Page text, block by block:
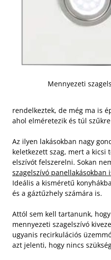
Mennyezeti
rendelkeztek, de még ma is
ahol elméretezik és túl
Az ilyen lakásokban nagy
keletkezett szag, mert a
elszívót felszerelni. Sokan
szagelszívó panellakásokban
Ideális a kisméretű
és a gáztűzhely számára is.
Attól sem kell tartanunk,
mennyezeti szagelszívó
ugyanis recirkulációs
azt jelenti, hogy nincs